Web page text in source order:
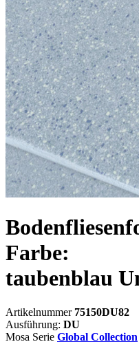
Farbe:
taubenblau
Artikelnummer 75150DU82
Ausführung: DU
Mosa Serie Global Collection